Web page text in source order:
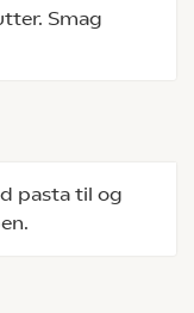
Smag
pasta til og